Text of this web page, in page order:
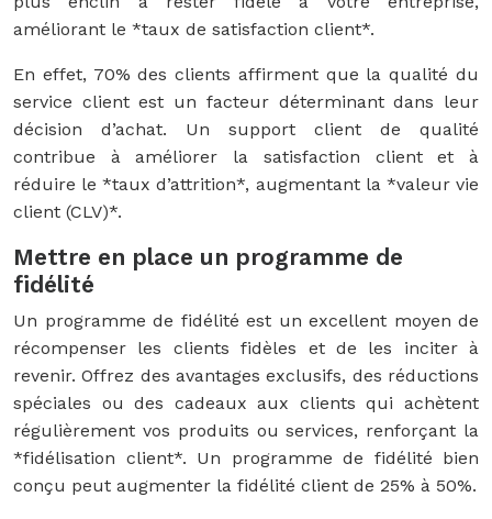
améliorant le *taux de satisfaction client*.
En effet, 70% des clients affirment que la qualité du
service client est un facteur déterminant dans leur
décision d’achat. Un support client de qualité
contribue à améliorer la satisfaction client et à
réduire le *taux d’attrition*, augmentant la *valeur vie
client (CLV)*.
Mettre en place un programme de
fidélité
Un programme de fidélité est un excellent moyen de
récompenser les clients fidèles et de les inciter à
revenir. Offrez des avantages exclusifs, des réductions
spéciales ou des cadeaux aux clients qui achètent
régulièrement vos produits ou services, renforçant la
*fidélisation client*. Un programme de fidélité bien
conçu peut augmenter la fidélité client de 25% à 50%.